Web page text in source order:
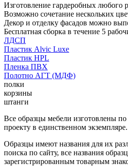
Изготовление гардеробных любого
Возможно сочетание нескольких
Декор и отделку фасадов можно
Бесплатная сборка в течение 5
ЛДСП
Пластик Alvic Luxe
Пластик HPL
Пленка ПВХ
Полотно АГТ (МДФ)
полки
корзины
штанги
Все образцы мебели изготовлены
проекту в единственном экземпляре.
Образцы имеют названия для их
поиска по сайту, все названия
зарегистрированным товарным